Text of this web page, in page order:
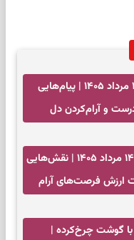
فال انبیا امروز پنجشنبه ۱۵ مرداد ۱۴۰۵ | پیام‌هایی
و آرام‌کردن دل
فال قهوه امروز چهارشنبه ۱۴ مرداد ۱۴۰۵ | نقش‌هایی
ارزش فرصت‌های آرام
با گوشت چرخ‌کرده |